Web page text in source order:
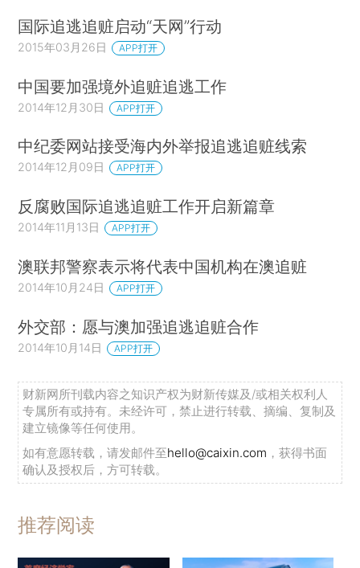
国际追逃追赃启动“天网”行动
2015年03月26日 APP打开
中国要加强境外追赃追逃工作
2014年12月30日 APP打开
中纪委网站接受海内外举报追逃追赃线索
2014年12月09日 APP打开
反腐败国际追逃追赃工作开启新篇章
2014年11月13日 APP打开
澳联邦警察表示将代表中国机构在澳追赃
2014年10月24日 APP打开
外交部：愿与澳加强追逃追赃合作
2014年10月14日 APP打开
财新网所刊载内容之知识产权为财新传媒及/或相关权利人
专属所有或持有。未经许可，禁止进行转载、摘编、复制及
建立镜像等任何使用。
如有意愿转载，请发邮件至hello@caixin.com ，获得书面
确认及授权后，方可转载。
推荐阅读